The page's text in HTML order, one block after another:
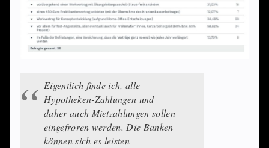
Eigentlich finde ich, alle
Hypotheken-Zahlungen und
daher auch Mietzahlungen sollen
eingefroren werden. Die Banken
können sich es leisten